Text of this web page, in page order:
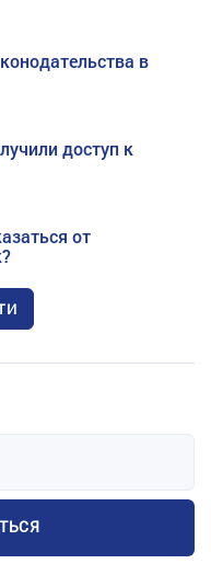
в
доступ к
от